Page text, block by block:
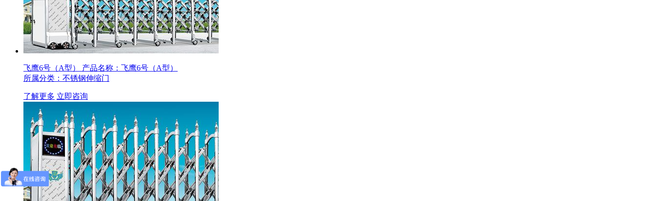
飞鹰6号（A型） 产品名称：飞鹰6号（A型）
所属分类：不锈钢伸缩门
了解更多 立即咨询